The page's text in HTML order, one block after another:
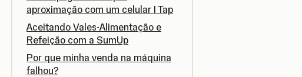
aproximação com um celular I Tap
Aceitando Vales-Alimentação e
Refeição com a SumUp
Por que minha venda na máquina
falhou?